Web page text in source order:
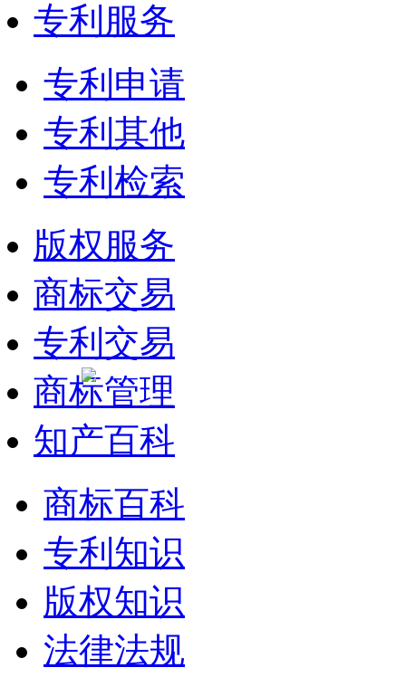
专利服务
专利申请
专利其他
专利检索
版权服务
商标交易
专利交易
商标管理
知产百科
商标百科
专利知识
版权知识
法律法规